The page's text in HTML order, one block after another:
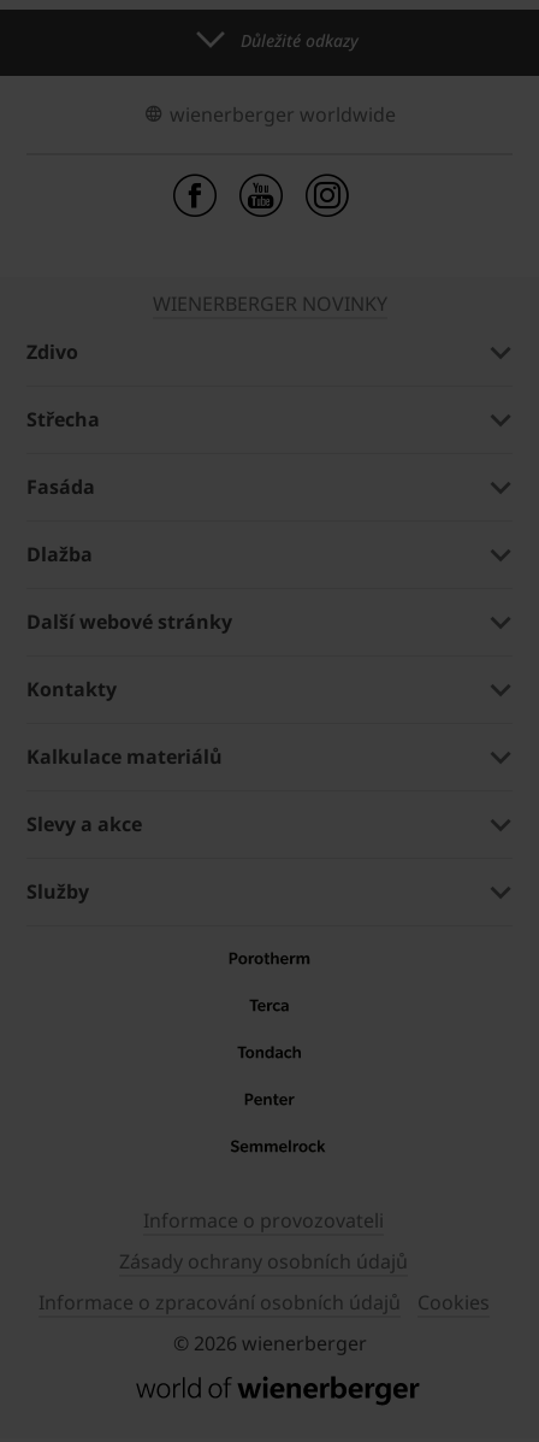
Důležité odkazy
wienerberger worldwide
WIENERBERGER NOVINKY
Zdivo
Střecha
Fasáda
Dlažba
Další webové stránky
Kontakty
Kalkulace materiálů
Slevy a akce
Služby
Informace o provozovateli
Zásady ochrany osobních údajů
Informace o zpracování osobních údajů
Cookies
© 2026 wienerberger